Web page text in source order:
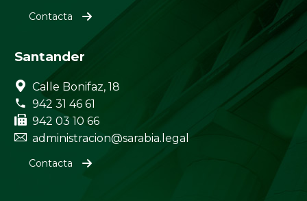
Contacta
Santander

 Calle Bonifaz, 18

 942 31 46 61

 942 03 10 66

 administracion@sarabia.legal
Contacta